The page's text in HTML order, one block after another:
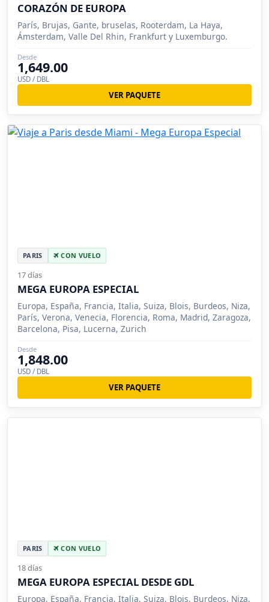
CORAZÓN DE EUROPA
París, Brujas, Gante, bruselas, Rooterdam, La Haya,
Ámsterdam, Valle Del Rhin, Frankfurt y Luxemburgo.
Desde
1,649.00
USD / DBL
VER PAQUETE
PARIS CON VUELO
17 días
MEGA EUROPA ESPECIAL
Europa, España, Francia, Italia, Suiza, Blois, Burdeos, Niza,
París, Verona, Venecia, Florencia, Roma, Madrid, Zaragoza,
Barcelona, Pisa, Lucerna, Zurich
Desde
1,848.00
USD / DBL
VER PAQUETE
PARIS CON VUELO
18 días
MEGA EUROPA ESPECIAL DESDE GDL
Europa, España, Francia, Italia, Suiza, Blois, Burdeos, Niza,